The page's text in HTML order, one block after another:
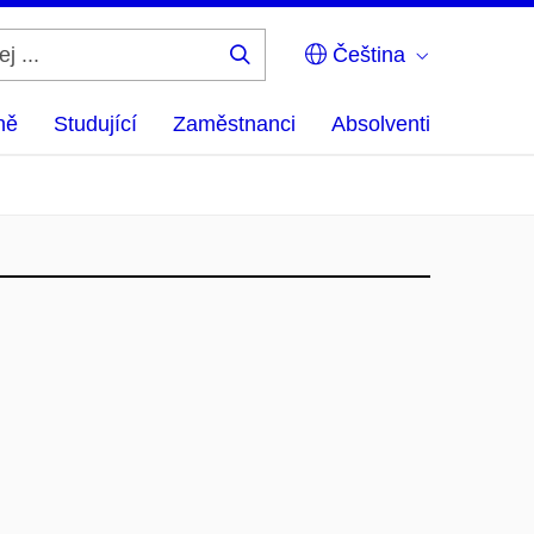
Čeština
Studující Zaměstnanci Absolventi